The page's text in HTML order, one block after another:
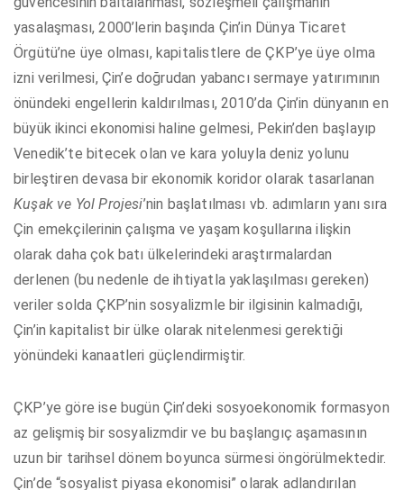
yasalaşması, 2000’lerin başında Çin’in Dünya Ticaret
Örgütü’ne üye olması, kapitalistlere de ÇKP’ye üye olma
izni verilmesi, Çin’e doğrudan yabancı sermaye yatırımının
önündeki engellerin kaldırılması, 2010’da Çin’in dünyanın en
büyük ikinci ekonomisi haline gelmesi, Pekin’den başlayıp
Venedik’te bitecek olan ve kara yoluyla deniz yolunu
birleştiren devasa bir ekonomik koridor olarak tasarlanan
Kuşak ve Yol Projesi’nin başlatılması vb. adımların yanı sıra
Çin emekçilerinin çalışma ve yaşam koşullarına ilişkin
olarak daha çok batı ülkelerindeki araştırmalardan
derlenen (bu nedenle de ihtiyatla yaklaşılması gereken)
veriler solda ÇKP’nin sosyalizmle bir ilgisinin kalmadığı,
Çin’in kapitalist bir ülke olarak nitelenmesi gerektiği
yönündeki kanaatleri güçlendirmiştir.
ÇKP’ye göre ise bugün Çin’deki sosyoekonomik formasyon
az gelişmiş bir sosyalizmdir ve bu başlangıç aşamasının
uzun bir tarihsel dönem boyunca sürmesi öngörülmektedir.
Çin’de “sosyalist piyasa ekonomisi” olarak adlandırılan